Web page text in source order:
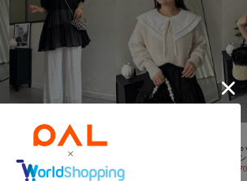

prose verse
6,600
¥1,749